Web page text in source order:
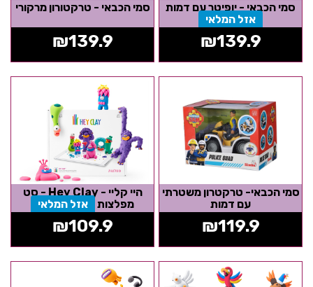
סמי הכבאי - יופיטר עם דמות
אזל המלאי
₪139.9
סמי הכבאי - טרקטורון מרקורי
₪139.9
סמי הכבאי- טרקטרון משטרתי
עם דמות
₪119.9
היי קליי - Hey Clay - סט
מפלצות
אזל המלאי
₪109.9